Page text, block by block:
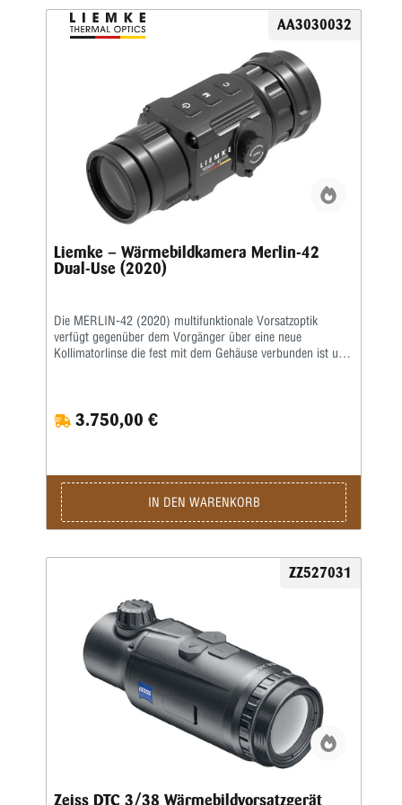
AA3030032
Liemke – Wärmebildkamera Merlin-42
Dual-Use (2020)
Die MERLIN-42 (2020) multifunktionale Vorsatzoptik
verfügt gegenüber dem Vorgänger über eine neue
Kollimatorlinse die fest mit dem Gehäuse verbunden ist und
präziser und noch robuster gegenüber der Vorgängeroptik.
Der MERLIN-42 besticht durch ein führendes Preis-
in der Ausführung, sind die unschlagbaren Stärken dieser
Optik. Der MERLIN-42 kann handgeführt und als
Vorsatzoptik für Tagesoptiken verwendet werden. Die Optik
verfügt über einen integrierten Kompass, Neigungsmesser.
Batterien oder Akkus. Der leistungsstarke VOx- Detektor
und das LCOS- Display im QVGA-Format (1.280x960 Pixel)
liefern kontrastreiche und scharfe Bilder. Die manuell
fokussierbare 42 mm- Objektivlinse ermöglicht eine
Detektionsreichweite bis zu 1.482 m. Der verbaute VOx
Detektor ermöglicht eine 8-fache Vergrößerung der
Tagesoptik. Wir empfehlen die Verwendung des
Klemmadapter KA-MC, dieser ist für alle Durchmesser
verfügbar.Technische Merkmale: Objektivlinse (mm): 42 •
Bildfrequenz Hz: 50 • Detektormaterial: VOx •
Detektor•Auflösung (Pixel): 384x288 • Pixel Pitch: 17 •
Shutter/Kalibrierung: auto/manuell • Display•Auflösung
(Pixel): 1.280x960 • Optische Vergrößerung: 3 • Zoom
digital: 2/4-fach • Sehfeld: 9x7° • Sehfeldbreite auf 100 m
in m: 16 • Pixel FOV (mRad): 0,4 • Gewicht: 420 g •
3.750,00 €
IN DEN WARENKORB
ZZ527031
Zeiss DTC 3/38 Wärmebildvorsatzgerät